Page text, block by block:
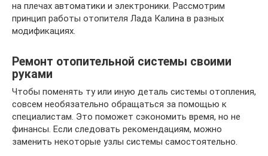
на плечах автоматики и электроники. Рассмотрим
принцип работы отопителя Лада Калина в разных
модификациях.
Ремонт отопительной системы своими
руками
Чтобы поменять ту или иную деталь системы отопления,
совсем необязательно обращаться за помощью к
специалистам. Это поможет сэкономить время, но не
финансы. Если следовать рекомендациям, можно
заменить некоторые узлы системы самостоятельно.